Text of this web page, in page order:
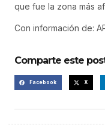
que fue la zona más
Con información de:
Comparte este
Facebook X